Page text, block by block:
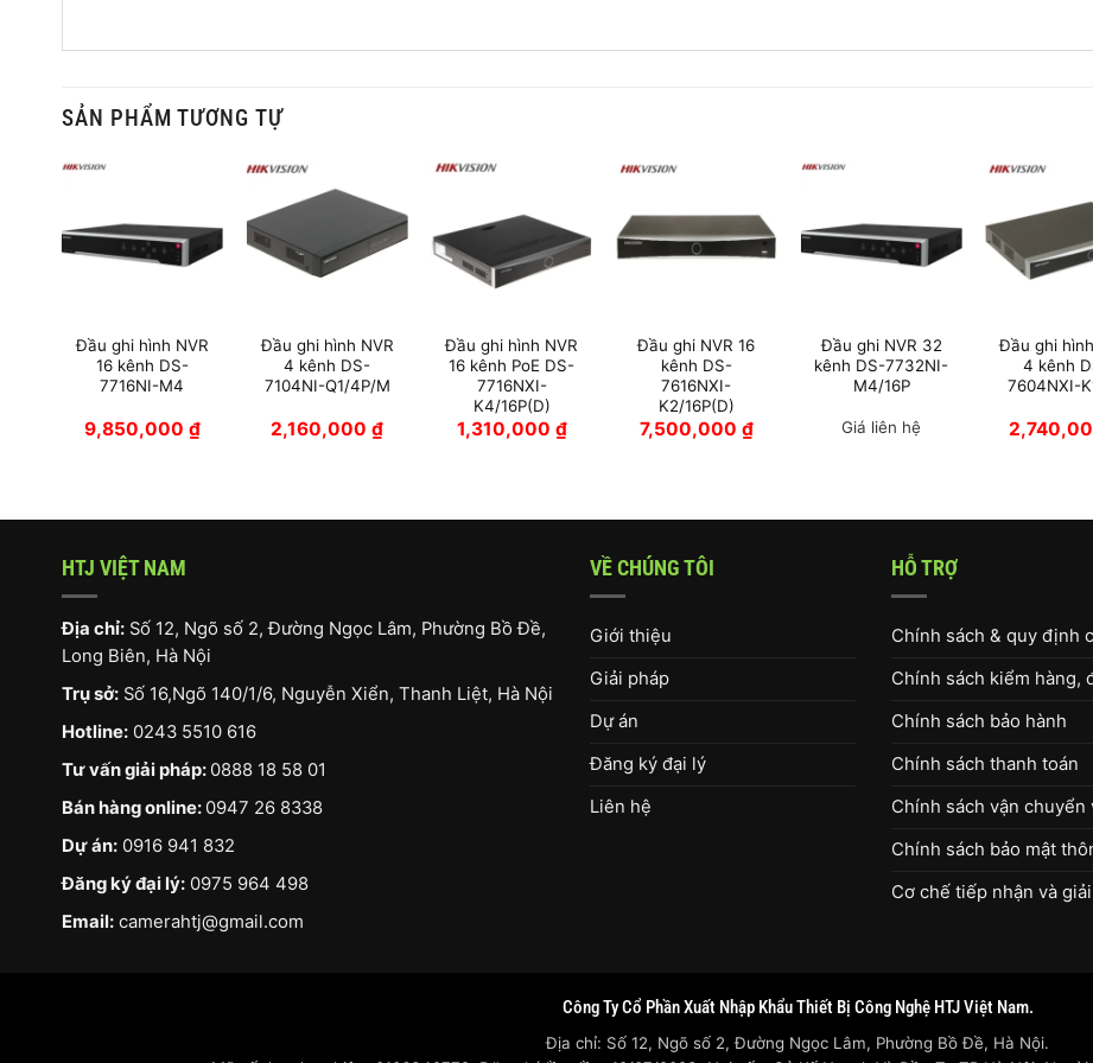
SẢN PHẨM TƯƠNG TỰ
Đầu ghi hình NVR
16 kênh DS-
7716NI-M4
9,850,000 ₫
Đầu ghi hình NVR
4 kênh DS-
7104NI-Q1/4P/M
2,160,000₫
Đầu ghi hình NVR
16 kênh PoE DS-
7716NXI-
K4/16P(D)
1,310,000 ₫
Đầu ghi NVR 16
kênh DS-
7616NXI-
K2/16P(D)
7,500,000 ₫
Đầu ghi NVR 32
kênh DS-7732NI-
M4/16P
Giá liên hệ
Đầu ghi
4 kênh
7604NXI-
HTJ VIỆT NAM
Địa chỉ: Số 12, Ngõ số 2, Đường Ngọc Lâm, Phường Bồ Đề,
Long Biên, Hà Nội
Trụ sở: Số 16,Ngõ 140/1/6, Nguyễn Xiển, Thanh Liệt, Hà Nội
Hotline: 0243 5510 616
Tư vấn giải pháp: 0888 18 58 01
Bán hàng online: 0947 26 8338
Dự án: 0916 941 832
Đăng ký đại lý: 0975 964 498
Email: camerahtj@gmail.com
VỀ CHÚNG TÔI
Giới thiệu
Giải pháp
Dự án
Đăng ký đại lý
Liên hệ
HỖ TRỢ
Chính sách & quy định
Chính sách kiểm hàng,
Chính sách bảo hành
Chính sách thanh toán
Chính sách vận chuyển
Chính sách bảo mật
Cơ chế tiếp nhận và
Công Ty Cổ Phần Xuất Nhập Khẩu Thiết Bị Công Nghệ HTJ Việt Nam.
Địa chỉ: Số 12, Ngõ số 2, Đường Ngọc Lâm, Phường Bồ Đề, Hà Nội.